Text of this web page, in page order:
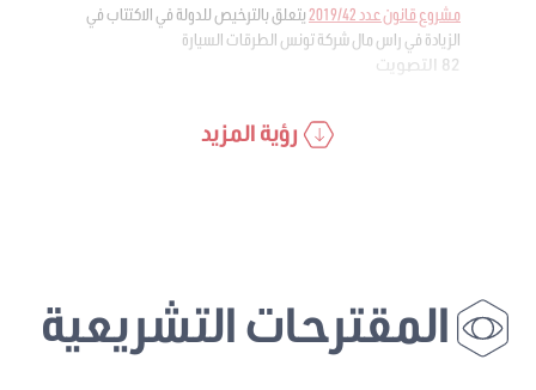
مشروع قانون عدد 2019/42
يتعلق بالترخيص للدولة في الاكتتاب في
الزيادة في راس مال شركة تونس الطرقات السيارة
82 التصويت
رؤية المزيد
المقترحات التشريعية